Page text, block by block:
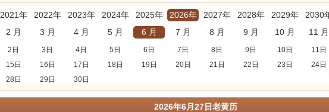
2021年 2022年 2023年 2024年 2025年 2026年 2027年 2028年 2029年
2030
2 月 3 月 4 月 5 月 6 月 7 月 8 月 9 月 10 月 11 月
2日 3日 4日 5日 6日 7日 8日 9日 10日
11日
15日 16日 17日 18日 19日 20日 21日 22日 23日
24日
28日 29日 30日
2025年 2026年 2027年 2028年
2026年6月27日老黄历